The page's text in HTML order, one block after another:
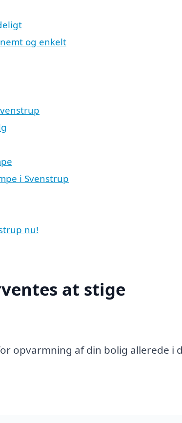
og enkelt
i Svenstrup
nu!
at stige
opvarmning af din bolig allerede i